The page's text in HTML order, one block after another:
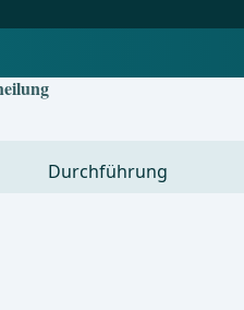
Durchführung